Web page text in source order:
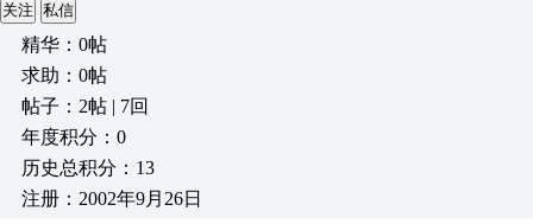
关注 私信
精华：0帖
求助：0帖
帖子：2帖 | 7回
年度积分：0
历史总积分：13
注册：2002年9月26日